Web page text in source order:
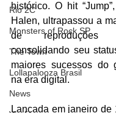
Rio 2C
Monsters of Rock SP
The Town
Lollapalooza Brasil
News
histórico. O hit
Halen, ultrapassou a
de reproduções
consolidando seu
maiores sucessos do
na era digital.
Lançada em janeiro de